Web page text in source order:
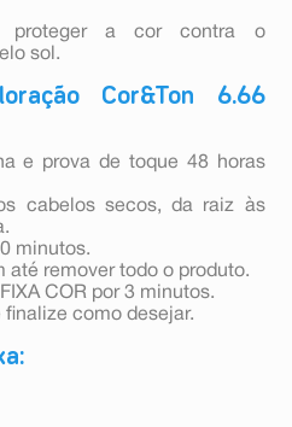
a cor contra o
sol.
Cor&Ton 6.66
e prova de toque 48 horas
cabelos secos, da raiz às
minutos.
até remover todo o produto.
COR por 3 minutos.
finalize como desejar.